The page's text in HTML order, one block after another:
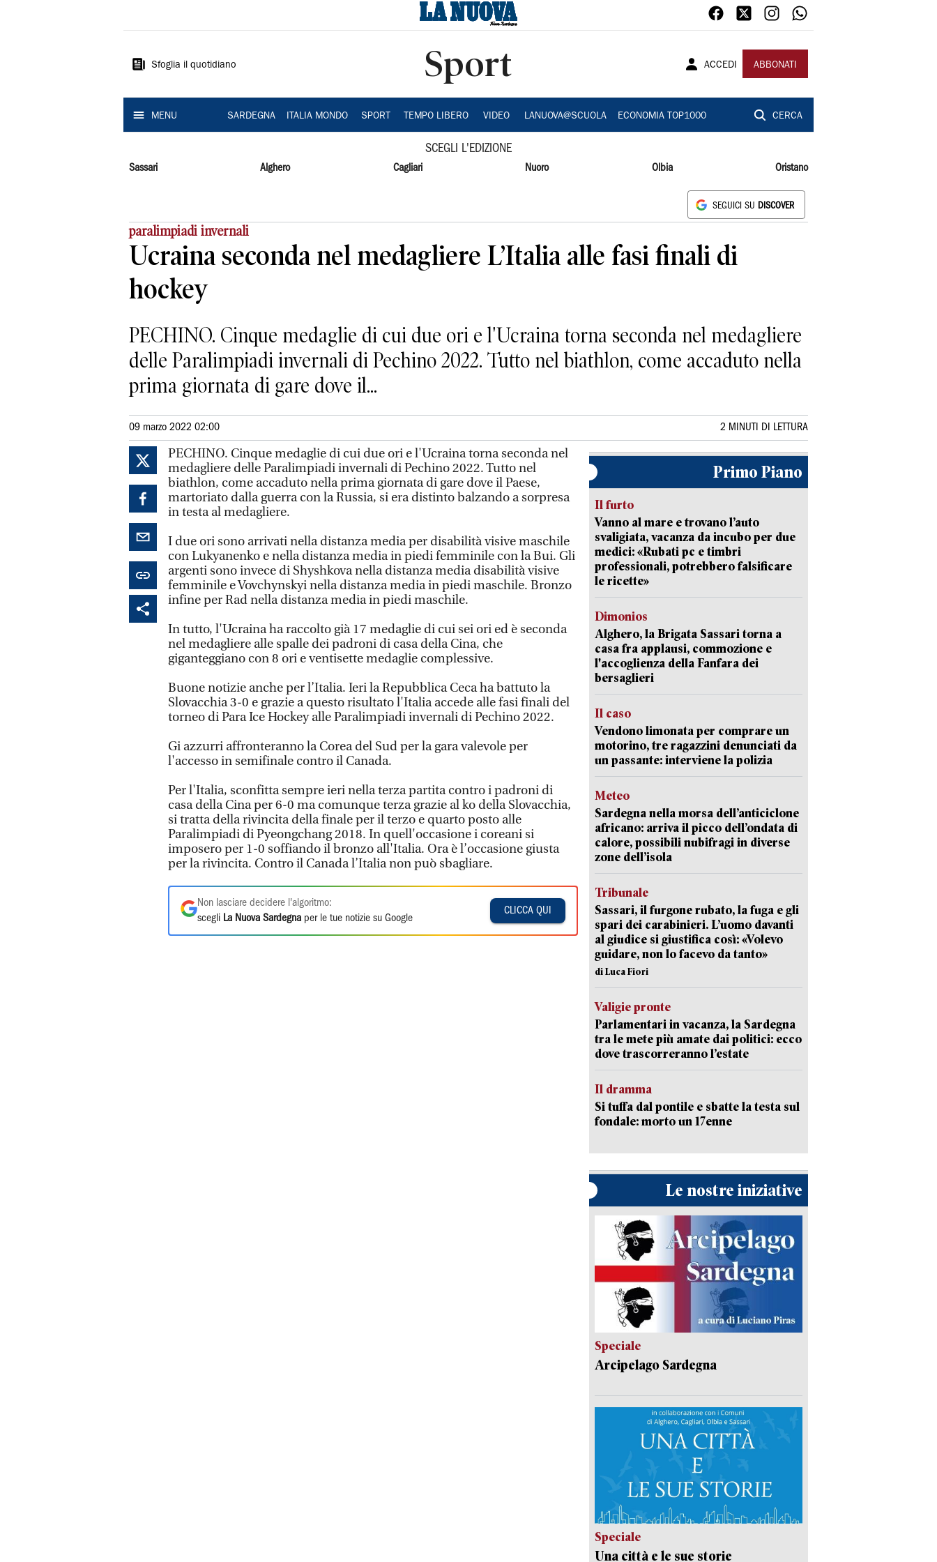
Sardegna
Sfoglia il quotidiano Sport ACCEDI ABBONATI
MENU SARDEGNA ITALIA MONDO SPORT TEMPO LIBERO VIDEO LANUOVA@SCUOLA ECONOMIA TOP1000 CERCA
SCEGLI L'EDIZIONE
Sassari Alghero Cagliari Nuoro Olbia Oristano
SEGUICI SU DISCOVER
paralimpiadi invernali
Ucraina seconda nel medagliere L’Italia alle fasi finali di
hockey
PECHINO. Cinque medaglie di cui due ori e l'Ucraina torna seconda nel medagliere
delle Paralimpiadi invernali di Pechino 2022. Tutto nel biathlon, come accaduto nella
prima giornata di gare dove il...
09 marzo 2022 02:00 2 MINUTI DI LETTURA
PECHINO. Cinque medaglie di cui due ori e l'Ucraina torna seconda nel
medagliere delle Paralimpiadi invernali di Pechino 2022. Tutto nel
biathlon, come accaduto nella prima giornata di gare dove il Paese,
martoriato dalla guerra con la Russia, si era distinto balzando a sorpresa
in testa al medagliere.
I due ori sono arrivati nella distanza media per disabilità visive maschile
con Lukyanenko e nella distanza media in piedi femminile con la Bui. Gli
argenti sono invece di Shyshkova nella distanza media disabilità visive
femminile e Vovchynskyi nella distanza media in piedi maschile. Bronzo
infine per Rad nella distanza media in piedi maschile.
In tutto, l'Ucraina ha raccolto già 17 medaglie di cui sei ori ed è seconda
nel medagliere alle spalle dei padroni di casa della Cina, che
giganteggiano con 8 ori e ventisette medaglie complessive.
Buone notizie anche per l’Italia. Ieri la Repubblica Ceca ha battuto la
Slovacchia 3-0 e grazie a questo risultato l'Italia accede alle fasi finali del
torneo di Para Ice Hockey alle Paralimpiadi invernali di Pechino 2022.
Gi azzurri affronteranno la Corea del Sud per la gara valevole per
l'accesso in semifinale contro il Canada.
Per l'Italia, sconfitta sempre ieri nella terza partita contro i padroni di
casa della Cina per 6-0 ma comunque terza grazie al ko della Slovacchia,
si tratta della rivincita della finale per il terzo e quarto posto alle
Paralimpiadi di Pyeongchang 2018. In quell'occasione i coreani si
imposero per 1-0 soffiando il bronzo all'Italia. Ora è l’occasione giusta
per la rivincita. Contro il Canada l’Italia non può sbagliare.
Non lasciare decidere l'algoritmo:
scegli La Nuova Sardegna per le tue notizie su Google
CLICCA QUI
Primo Piano
Il furto
Vanno al mare e trovano l’auto
svaligiata, vacanza da incubo per due
medici: «Rubati pc e timbri
professionali, potrebbero falsificare
le ricette»
Dimonios
Alghero, la Brigata Sassari torna a
casa fra applausi, commozione e
l'accoglienza della Fanfara dei
bersaglieri
Il caso
Vendono limonata per comprare un
motorino, tre ragazzini denunciati da
un passante: interviene la polizia
Meteo
Sardegna nella morsa dell’anticiclone
africano: arriva il picco dell’ondata di
calore, possibili nubifragi in diverse
zone dell’isola
Tribunale
Sassari, il furgone rubato, la fuga e gli
spari dei carabinieri. L’uomo davanti
al giudice si giustifica così: «Volevo
guidare, non lo facevo da tanto»
di Luca Fiori
Valigie pronte
Parlamentari in vacanza, la Sardegna
tra le mete più amate dai politici: ecco
dove trascorreranno l’estate
Il dramma
Si tuffa dal pontile e sbatte la testa sul
fondale: morto un 17enne
Le nostre iniziative
Speciale
Arcipelago Sardegna
Speciale
Una città e le sue storie